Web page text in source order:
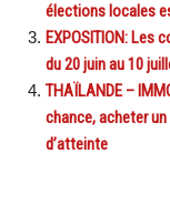
élections locales
EXPOSITION: Les
du 20 juin au 10
THAÏLANDE –
chance, acheter
d’atteinte